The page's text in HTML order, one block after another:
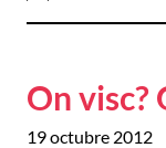
On visc?
19 octubre 2012